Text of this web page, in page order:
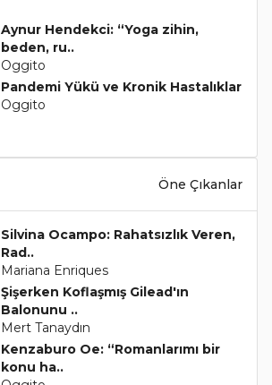
Aynur Hendekci: “Yoga zihin,
beden, ru..
Oggito
Pandemi Yükü ve Kronik Hastalıklar
Oggito
Öne Çıkanlar
Silvina Ocampo: Rahatsızlık Veren,
Rad..
Mariana Enriques
Şişerken Koflaşmış Gilead'ın
Balonunu ..
Mert Tanaydın
Kenzaburo Oe: “Romanlarımı bir
konu ha..